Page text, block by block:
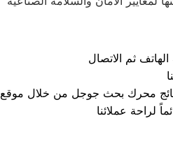
محرك بحث جوجل من خلال موقع